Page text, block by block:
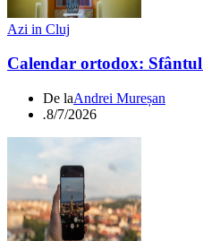
Azi in Cluj
Calendar ortodox:
De laAndrei Mureșan
.8/7/2026